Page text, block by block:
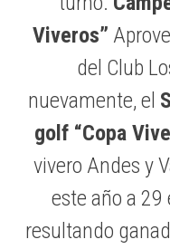
Viveros”
del Club
nuevamente, el
golf “Copa
vivero Andes y
este año a
resultando